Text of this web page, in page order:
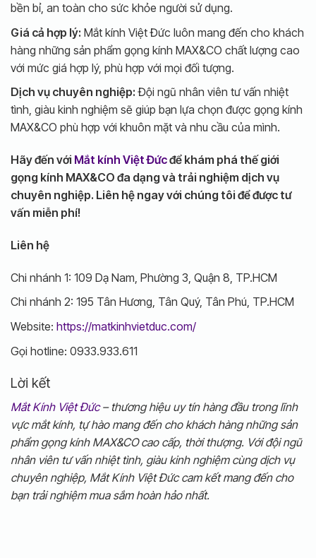
bền bỉ, an toàn cho sức khỏe người sử dụng.
Giá cả hợp lý: Mắt kính Việt Đức luôn mang đến cho khách
hàng những sản phẩm gọng kính MAX&CO chất lượng cao
với mức giá hợp lý, phù hợp với mọi đối tượng.
Dịch vụ chuyên nghiệp: Đội ngũ nhân viên tư vấn nhiệt
tình, giàu kinh nghiệm sẽ giúp bạn lựa chọn được gọng kính
MAX&CO phù hợp với khuôn mặt và nhu cầu của mình.
Hãy đến với Mắt kính Việt Đứcđể khám phá thế giới
gọng kính MAX&CO đa dạng và trải nghiệm dịch vụ
chuyên nghiệp. Liên hệ ngay với chúng tôi để được tư
vấn miễn phí!
Liên hệ
Chi nhánh 1: 109 Dạ Nam, Phường 3, Quận 8, TP.HCM
Chi nhánh 2: 195 Tân Hương, Tân Quý, Tân Phú, TP.HCM
Website: https://matkinhvietduc.com/
Gọi hotline: 0933.933.611
Lời kết
Mắt Kính Việt Đức– thương hiệu uy tín hàng đầu trong lĩnh
vực mắt kính, tự hào mang đến cho khách hàng những sản
phẩm gọng kính MAX&CO cao cấp, thời thượng. Với đội ngũ
nhân viên tư vấn nhiệt tình, giàu kinh nghiệm cùng dịch vụ
chuyên nghiệp, Mắt Kính Việt Đức cam kết mang đến cho
bạn trải nghiệm mua sắm hoàn hảo nhất.